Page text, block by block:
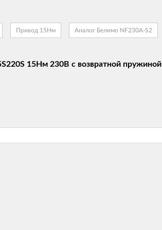
Привод 15Нм Аналог Белимо NF230A-S2
15Нм 230В с возвратной пружиной